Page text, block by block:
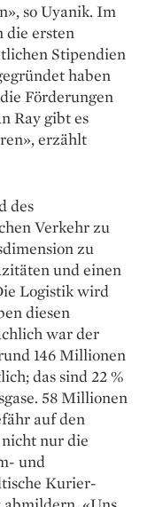
so Uyanik. Im
die ersten
Stipen­dien
haben
Förderungen
Ray gibt es
­erzählt
des
Verkehr zu
zu
und einen
Logistik wird
diesen
war der
146 Millionen
das sind 22 %
58 Millionen
auf den
nur die
und
Kurier­